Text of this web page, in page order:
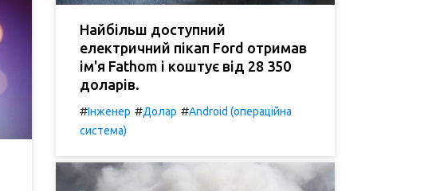
Найбільш доступний
електричний пікап Ford отримав
ім'я Fathom і коштує від 28 350
доларів.
#Інженер #Долар #Android (операційна
система)